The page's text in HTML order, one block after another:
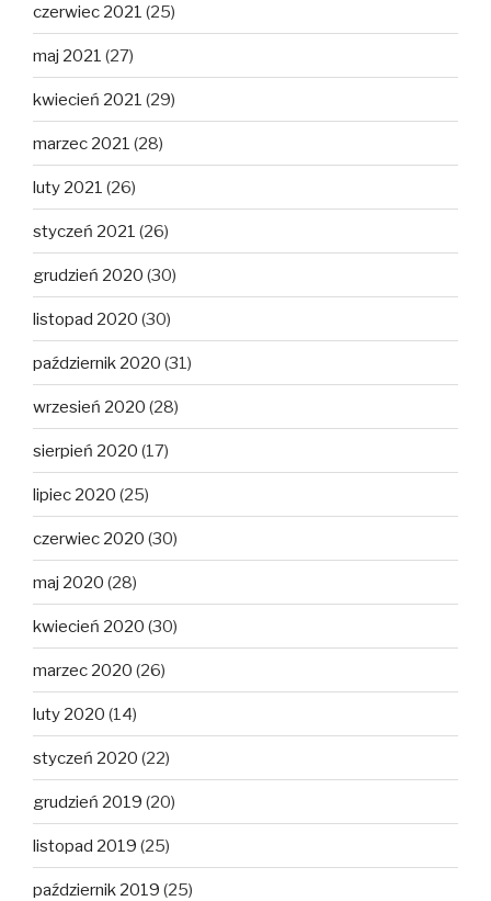
czerwiec 2021 (25)
maj 2021 (27)
kwiecień 2021 (29)
marzec 2021 (28)
luty 2021 (26)
styczeń 2021 (26)
grudzień 2020 (30)
listopad 2020 (30)
październik 2020 (31)
wrzesień 2020 (28)
sierpień 2020 (17)
lipiec 2020 (25)
czerwiec 2020 (30)
maj 2020 (28)
kwiecień 2020 (30)
marzec 2020 (26)
luty 2020 (14)
styczeń 2020 (22)
grudzień 2019 (20)
listopad 2019 (25)
październik 2019 (25)